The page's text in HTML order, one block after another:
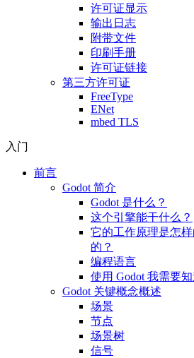
许可证显示
输出日志
附带文件
印刷手册
许可证链接
第三方许可证
FreeType
ENet
mbed TLS
入门
前言
Godot 简介
Godot 是什么？
这个引擎能干什么？
它的工作原理是怎
的？
编程语言
使用 Godot 我需要
Godot 关键概念概述
场景
节点
场景树
信号